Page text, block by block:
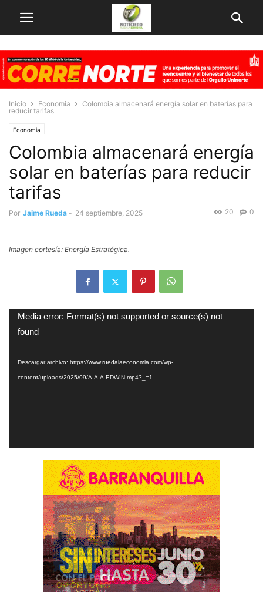
Inicio Economia
Colombia almacenará energía solar en baterías para
reducir tarifas
Economia
Colombia almacenará energía
solar en baterías para reducir
tarifas
Por Jaime Rueda - 24 septiembre, 2025 0
20
Imagen cortesía: Energía Estratégica.
Reproductor
de
Media error: Format(s) not supported or source(s) not
found
Descargar archivo: https://www.ruedalaeconomia.com/wp-
content/uploads/2025/09/A-A-A-EDWIN.mp4?_=1